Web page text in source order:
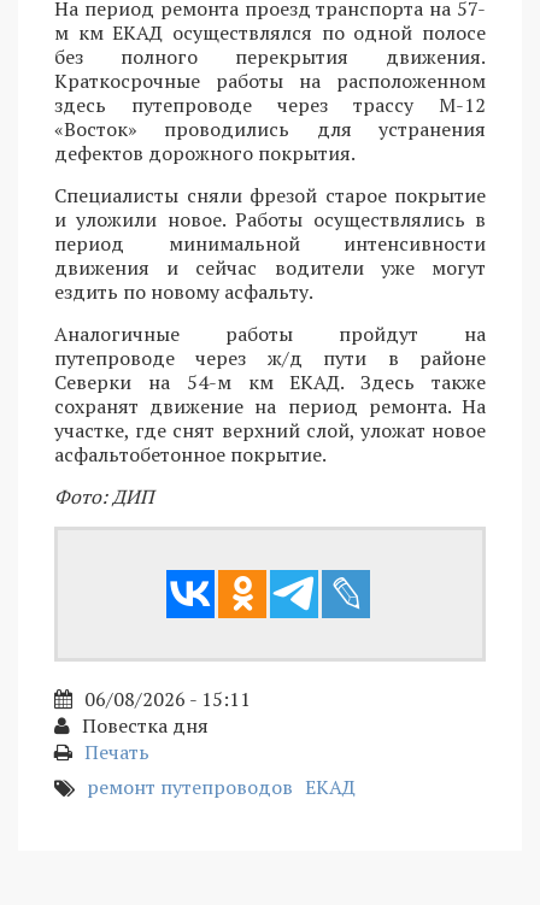
На период ремонта проезд транспорта на 57-
м км ЕКАД осуществлялся по одной полосе
без полного перекрытия движения.
Краткосрочные работы на расположенном
здесь путепроводе через трассу М-12
«Восток» проводились для устранения
дефектов дорожного покрытия.
Специалисты сняли фрезой старое покрытие
и уложили новое. Работы осуществлялись в
период минимальной интенсивности
движения и сейчас водители уже могут
ездить по новому асфальту.
Аналогичные работы пройдут на
путепроводе через ж/д пути в районе
Северки на 54-м км ЕКАД. Здесь также
сохранят движение на период ремонта. На
участке, где снят верхний слой, уложат новое
асфальтобетонное покрытие.
Фото: ДИП
06/08/2026 - 15:11
Повестка дня
Печать
ремонт путепроводов ЕКАД